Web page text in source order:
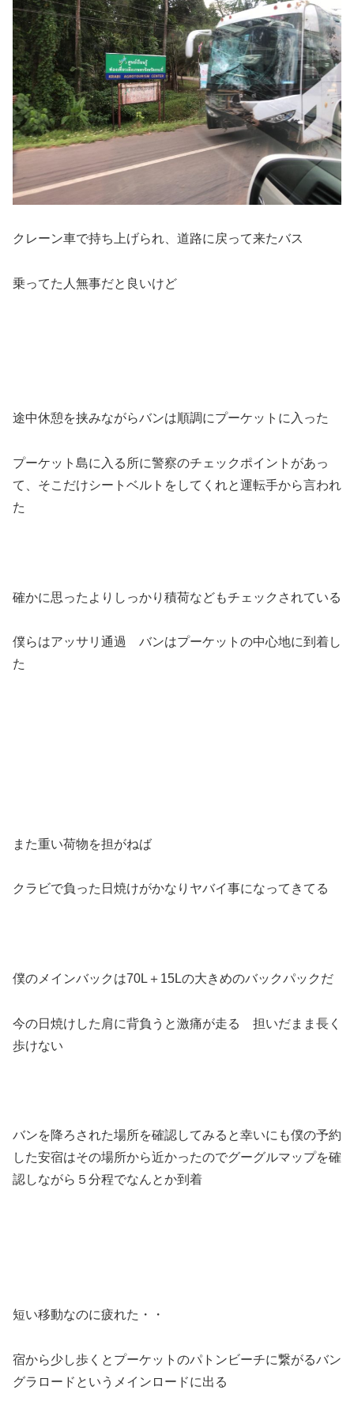
クレーン車で持ち上げられ、道路に戻って来たバス
乗ってた人無事だと良いけど
途中休憩を挟みながらバンは順調にプーケットに入った
プーケット島に入る所に警察のチェックポイントがあっ
て、そこだけシートベルトをしてくれと運転手から言われ
た
確かに思ったよりしっかり積荷などもチェックされている
僕らはアッサリ通過 バンはプーケットの中心地に到着し
た
また重い荷物を担がねば
クラビで負った日焼けがかなりヤバイ事になってきてる
僕のメインバックは70L＋15Lの大きめのバックパックだ
今の日焼けした肩に背負うと激痛が走る 担いだまま長く
歩けない
バンを降ろされた場所を確認してみると幸いにも僕の予約
した安宿はその場所から近かったのでグーグルマップを確
認しながら５分程でなんとか到着
短い移動なのに疲れた・・
宿から少し歩くとプーケットのパトンビーチに繋がるバン
グラロードというメインロードに出る